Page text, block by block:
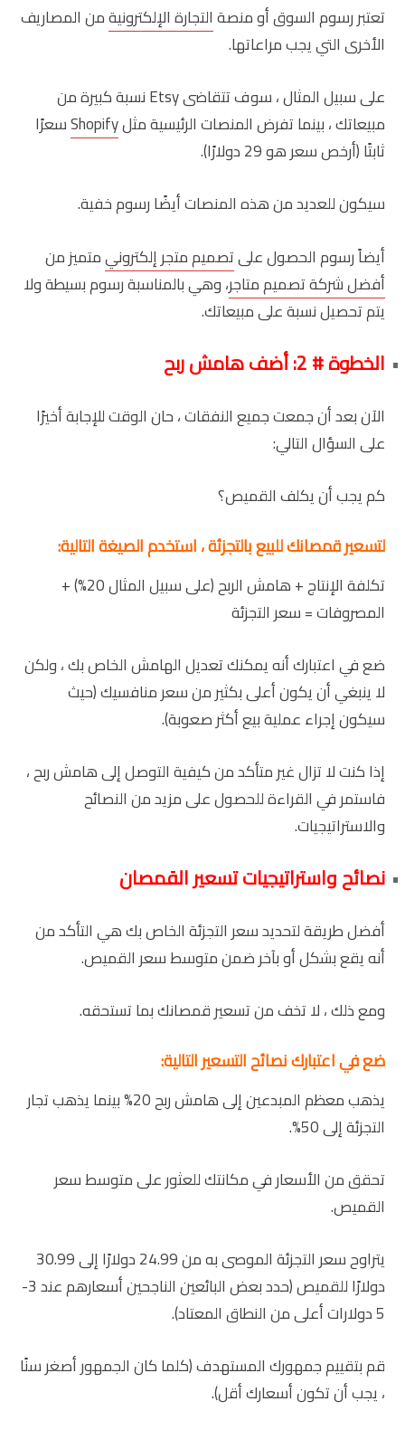
تعتبر رسوم السوق أو منصةالتجارة الإلكترونيةمن المصاريف
الأخرى التي يجب مراعاتها.
على سبيل المثال ، سوف تتقاضى Etsy نسبة كبيرة من
مبيعاتك ، بينما تفرض المنصات الرئيسية مثلShopifyسعرًا
ثابتًا (أرخص سعر هو 29 دولارًا).
سيكون للعديد من هذه المنصات أيضًا رسوم خفية.
أيضاً رسوم الحصول علىتصميم متجر إلكترونيمتميز من
أفضل شركة تصميم متاجر، وهي بالمناسبة رسوم بسيطة ولا
يتم تحصيل نسبة على مبيعاتك.
الخطوة # 2: أضف هامش ربح
الآن بعد أن جمعت جميع النفقات ، حان الوقت للإجابة أخيرًا
على السؤال التالي:
كم يجب أن يكلف القميص؟
لتسعير قمصانك للبيع بالتجزئة ، استخدم الصيغة التالية:
تكلفة الإنتاج + هامش الربح (على سبيل المثال 20%) +
المصروفات = سعر التجزئة
ضع في اعتبارك أنه يمكنك تعديل الهامش الخاص بك ، ولكن
لا ينبغي أن يكون أعلى بكثير من سعر منافسيك (حيث
سيكون إجراء عملية بيع أكثر صعوبة).
إذا كنت لا تزال غير متأكد من كيفية التوصل إلى هامش ربح ،
فاستمر في القراءة للحصول على مزيد من النصائح
والاستراتيجيات.
نصائح واستراتيجيات تسعير القمصان
أفضل طريقة لتحديد سعر التجزئة الخاص بك هي التأكد من
أنه يقع بشكل أو بآخر ضمن متوسط ​​سعر القميص.
ومع ذلك ، لا تخف من تسعير قمصانك بما تستحقه.
ضع في اعتبارك نصائح التسعير التالية:
يذهب معظم المبدعين إلى هامش ربح 20% بينما يذهب تجار
التجزئة إلى 50%.
تحقق من الأسعار في مكانتك للعثور على متوسط ​​سعر
القميص.
يتراوح سعر التجزئة الموصى به من 24.99 دولارًا إلى 30.99
دولارًا للقميص (حدد بعض البائعين الناجحين أسعارهم عند 3-
5 دولارات أعلى من النطاق المعتاد).
قم بتقييم جمهورك المستهدف (كلما كان الجمهور أصغر سنًا
، يجب أن تكون أسعارك أقل).